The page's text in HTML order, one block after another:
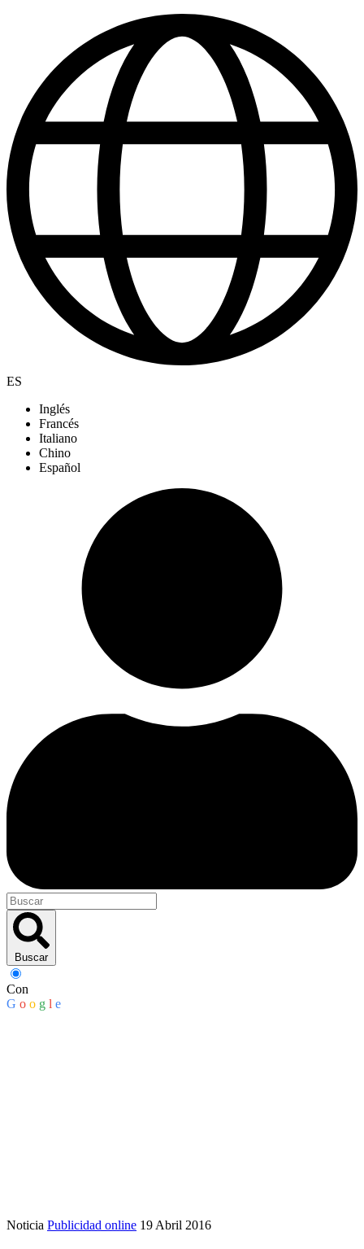
ES
Inglés
Francés
Italiano
Chino
Español
Buscar
Con
G o o g l e
Noticia Publicidad online 19 Abril 2016